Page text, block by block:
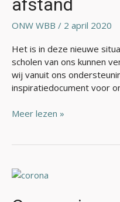
afstand
ONW WBB / 2 april 2020
Het is in deze nieuwe
scholen van ons kunnen
wij vanuit ons
inspiratiedocument voor
Meer lezen »
Coronavirus:
ondersteuning